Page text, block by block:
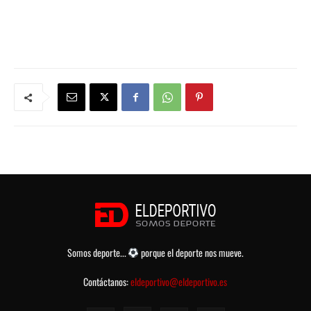
Somos deporte...
porque el deporte nos mueve.
Contáctanos:eldeportivo@eldeportivo.es